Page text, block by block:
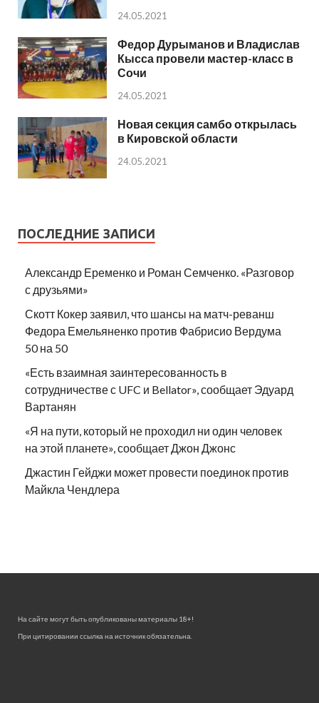
24.05.2021
Федор Дурыманов и Владислав
Кысса провели мастер-класс в
Сочи
24.05.2021
Новая секция самбо открылась
в Кировской области
24.05.2021
ПОСЛЕДНИЕ ЗАПИСИ
Александр Еременко и Роман Семченко. «Разговор
с друзьями»
Скотт Кокер заявил, что шансы на матч-реванш
Федора Емельяненко против Фабрисио Вердума
50 на 50
«Есть взаимная заинтересованность в
сотрудничестве с UFC и Bellator», сообщает Эдуард
Вартанян
«Я на пути, который не проходил ни один человек
на этой планете», сообщает Джон Джонс
Джастин Гейджи может провести поединок против
Майкла Чендлера
На сайте могут быть опубликованы материалы 18+!
При цитировании ссылка на источник обязательна.